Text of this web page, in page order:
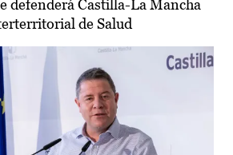
defenderá Castilla-La Mancha
de Salud